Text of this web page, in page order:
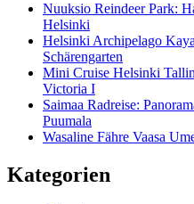
Nuuksio Reindeer Park:
Helsinki
Helsinki Archipelago
Schärengarten
Mini Cruise Helsinki
Victoria I
Saimaa Radreise:
Puumala
Wasaline Fähre Vaasa
Kategorien